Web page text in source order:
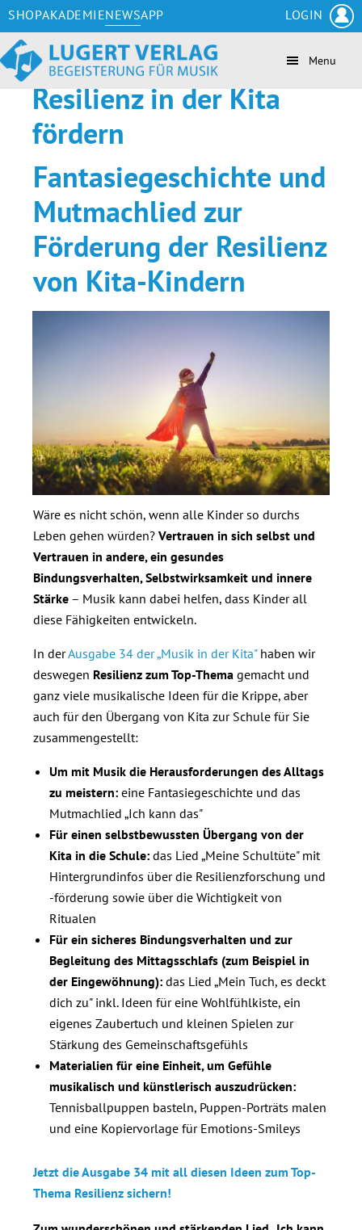
Zum
Inhalt
springen
Skip
to
secondary
navigation
Zur
Seitenspalte
springen
Zur
Fußzeile
springen
Menu
Resilienz in der Kita
fördern
Fantasiegeschichte und
Mutmachlied zur
Förderung der Resilienz
von Kita-Kindern
Wäre es nicht schön, wenn alle Kinder so durchs
Leben gehen würden? Vertrauen in sich selbst und
Vertrauen in andere, ein gesundes
Bindungsverhalten, Selbstwirksamkeit und innere
Stärke – Musik kann dabei helfen, dass Kinder all
diese Fähigkeiten entwickeln.
In derAusgabe 34 der „Musik in der Kita" haben wir
deswegen Resilienz zum Top-Thema gemacht und
ganz viele musikalische Ideen für die Krippe, aber
auch für den Übergang von Kita zur Schule für Sie
zusammengestellt:
Um mit Musik die Herausforderungen des Alltags
zu meistern: eine Fantasiegeschichte und das
Mutmachlied „Ich kann das"
Für einen selbstbewussten Übergang von der
Kita in die Schule: das Lied „Meine Schultüte" mit
Hintergrundinfos über die Resilienzforschung und
-förderung sowie über die Wichtigkeit von
Ritualen
Für ein sicheres Bindungsverhalten und zur
Begleitung des Mittagsschlafs (zum Beispiel in
der Eingewöhnung): das Lied „Mein Tuch, es deckt
dich zu" inkl. Ideen für eine Wohlfühlkiste, ein
eigenes Zaubertuch und kleinen Spielen zur
Stärkung des Gemeinschaftsgefühls
Materialien für eine Einheit, um Gefühle
musikalisch und künstlerisch auszudrücken:
Tennisballpuppen basteln, Puppen-Porträts malen
und eine Kopiervorlage für Emotions-Smileys
Jetzt die Ausgabe 34 mit all diesen Ideen zum Top-
Thema Resilienz sichern!
SHOPAKADEMIENEWSAPP LOGIN